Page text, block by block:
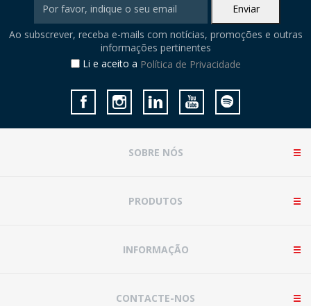
Ao subscrever, receba e-mails com notícias, promoções e outras
informações pertinentes
Li e aceito a Política de Privacidade
SOBRE NÓS
PRODUTOS
INFORMAÇÃO
CONTACTE-NOS